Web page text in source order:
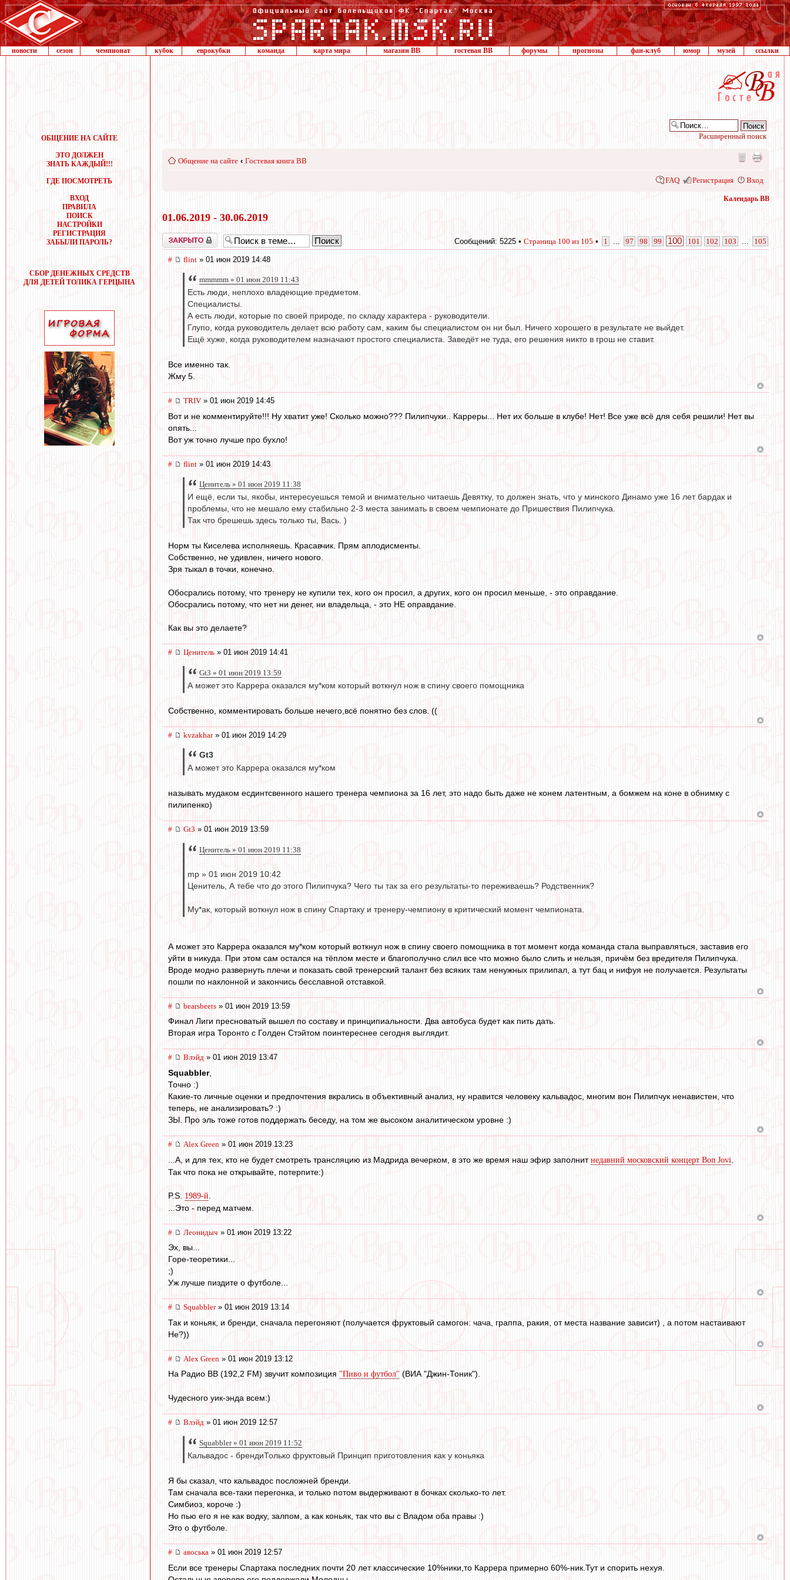
новости сезон чемпионат кубок еврокубки команда карта мира магазин ВВ гостевая ВВ форумы прогнозы фан-клуб юмор музей ссылки
ОБЩЕНИЕ НА САЙТЕ
ЭТО ДОЛЖЕН
ЗНАТЬ КАЖДЫЙ!!!
ГДЕ ПОСМОТРЕТЬ
ВХОД
ПРАВИЛА
ПОИСК
НАСТРОЙКИ
РЕГИСТРАЦИЯ
ЗАБЫЛИ ПАРОЛЬ?
СБОР ДЕНЕЖНЫХ СРЕДСТВ
ДЛЯ ДЕТЕЙ ТОЛИКА ГЕРЦЫНА
Расширенный поиск
Общение на сайте ‹ Гостевая книга ВВ
FAQ Регистрация Вход
Календарь ВВ
01.06.2019 - 30.06.2019
Закрыто Сообщений: 5225 • Страница 100 из 105 • 1 97 98 99 100 101 102 103 105
# flint » 01 июн 2019 14:48
mmmmm » 01 июн 2019 11:43
Есть люди, неплохо владеющие предметом.
Специалисты.
А есть люди, которые по своей природе, по складу характера - руководители.
Глупо, когда руководитель делает всю работу сам, каким бы специалистом он ни был. Ничего хорошего в результате не выйдет.
Ещё хуже, когда руководителем назначают простого специалиста. Заведёт не туда, его решения никто в грош не ставит.
Все именно так.
Жму 5.
# TRIV » 01 июн 2019 14:45
Вот и не комментируйте!!! Ну хватит уже! Сколько можно??? Пилипчуки.. Карреры... Нет их больше в клубе! Нет! Все уже всё для себя решили! Нет вы
опять...
Вот уж точно лучше про бухло!
# flint » 01 июн 2019 14:43
Ценитель » 01 июн 2019 11:38
И ещё, если ты, якобы, интересуешься темой и внимательно читаешь Девятку, то должен знать, что у минского Динамо уже 16 лет бардак и
проблемы, что не мешало ему стабильно 2-3 места занимать в своем чемпионате до Пришествия Пилипчука.
Так что брешешь здесь только ты, Вась. )
Норм ты Киселева исполняешь. Красавчик. Прям аплодисменты.
Собственно, не удивлен, ничего нового.
Зря тыкал в точки, конечно.
Обосрались потому, что тренеру не купили тех, кого он просил, а других, кого он просил меньше, - это оправдание.
Обосрались потому, что нет ни денег, ни владельца, - это НЕ оправдание.
Как вы это делаете?
# Ценитель » 01 июн 2019 14:41
Gt3 » 01 июн 2019 13:59
А может это Каррера оказался му*ком который воткнул нож в спину своего помощника
Собственно, комментировать больше нечего,всё понятно без слов. ((
# kvzakhar» 01 июн 2019 14:29
Gt3
А может это Каррера оказался му*ком
называть мудаком есдинтсвенного нашего тренера чемпиона за 16 лет, это надо быть даже не конем латентным, а бомжем на коне в обнимку с
пилипенко)
# Gt3 » 01 июн 2019 13:59
Ценитель » 01 июн 2019 11:38
mp » 01 июн 2019 10:42
Ценитель, А тебе что до этого Пилипчука? Чего ты так за его результаты-то переживаешь? Родственник?
Му*ак, который воткнул нож в спину Спартаку и тренеру-чемпиону в критический момент чемпионата.
А может это Каррера оказался му*ком который воткнул нож в спину своего помощника в тот момент когда команда стала выправляться, заставив его
уйти в никуда. При этом сам остался на тёплом месте и благополучно слил все что можно было слить и нельзя, причём без вредителя Пилипчука.
Вроде модно развернуть плечи и показать свой тренерский талант без всяких там ненужных прилипал, а тут бац и нифуя не получается. Результаты
пошли по наклонной и закончись бесславной отставкой.
# bearsbeets » 01 июн 2019 13:59
Финал Лиги пресноватый вышел по составу и принципиальности. Два автобуса будет как пить дать.
Вторая игра Торонто с Голден Стэйтом поинтереснее сегодня выглядит.
# Влэйд » 01 июн 2019 13:47
Squabbler,
Точно :)
Какие-то личные оценки и предпочтения вкрались в объективный анализ, ну нравится человеку кальвадос, многим вон Пилипчук ненавистен, что
теперь, не анализировать? :)
ЗЫ. Про эль тоже готов поддержать беседу, на том же высоком аналитическом уровне :)
# Alex Green » 01 июн 2019 13:23
...А, и для тех, кто не будет смотреть трансляцию из Мадрида вечерком, в это же время наш эфир заполнит недавний московский концерт Bon Jovi
Так что пока не открывайте, потерпите:)
P.S. 1989-й
...Это - перед матчем.
# Леонидыч » 01 июн 2019 13:22
Эх, вы...
Горе-теоретики...
;)
Уж лучше пиздите о футболе...
# Squabbler» 01 июн 2019 13:14
Так и коньяк, и бренди, сначала перегоняют (получается фруктовый самогон: чача, граппа, ракия, от места название зависит) , а потом настаивают
Не?))
# Alex Green » 01 июн 2019 13:12
На Радио ВВ (192,2 FM) звучит композиция "Пиво и футбол" (ВИА "Джин-Тоник").
Чудесного уик-энда всем:)
# Влэйд » 01 июн 2019 12:57
Squabbler » 01 июн 2019 11:52
Кальвадос - брендиТолько фруктовый Принцип приготовления как у коньяка
Я бы сказал, что кальвадос посложней бренди.
Там сначала все-таки перегонка, и только потом выдерживают в бочках сколько-то лет.
Симбиоз, короче :)
Но пью его я не как водку, залпом, а как коньяк, так что вы с Владом оба правы :)
Это о футболе.
# авоська » 01 июн 2019 12:57
Если все тренеры Спартака последних почти 20 лет классические 10%ники,то Каррера примерно 60%-ник.Тут и спорить нехуя.